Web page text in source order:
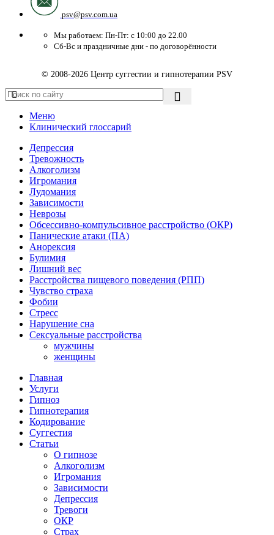
psv@psv.com.ua
Мы работаем: Пн-Пт: с 10:00 до 22.00
Сб-Вс и праздничные дни - по договорённости
© 2008-2026 Центр суггестии и гипнотерапии PSV
Меню
Клинический глоссарий
Депрессия
Тревожность
Алкоголизм
Игромания
Лудомания
Зависимости
Неврозы
Обсессивно-компульсивное расстройство (ОКР)
Панические атаки (ПА)
Анорексия
Булимия
Лишний вес
Расстройства пищевого поведения (РПП)
Чувство страха
Фобии
Стресс
Нарушение сна
Сексуальные расстройства
мужчины
женщины
Главная
Услуги
Гипноз
Гипнотерапия
Кодирование
Суггестия
Статьи
О гипнозе
Алкоголизм
Игромания
Зависимости
Депрессия
Тревоги
ОКР
Страх